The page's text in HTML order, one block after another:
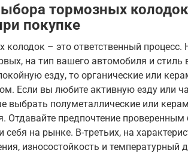
тормозных
покупке
– это ответственный процесс.
на тип вашего автомобиля и стиль
езду, то органические или
Если вы любите активную езду или
выбрать полуметаллические или
Отдавайте предпочтение
на рынке. В-третьих, на
износостойкость и температурный